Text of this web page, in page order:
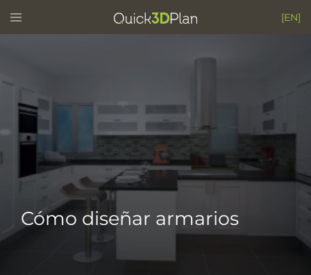
Toggle
menu [EN]
Cómo diseñar armarios